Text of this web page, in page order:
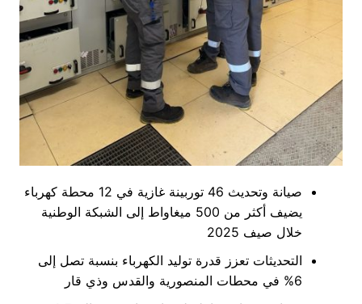
صيانة وتحديث 46 توربينة غازية في 12 محطة كهرباء
يضيف أكثر من 500 ميغاواط إلى الشبكة الوطنية
خلال صيف 2025
التحديثات تعزز قدرة توليد الكهرباء بنسبة تصل إلى
6% في محطات المنصورية والقدس وذي قار